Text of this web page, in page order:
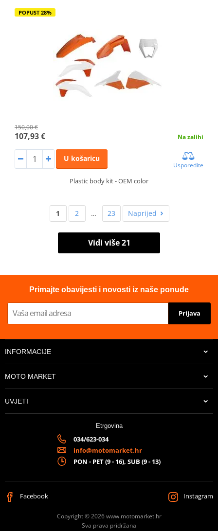
POPUST 28%
150,00 €
107,93 € Na zalihi
U košaricu
Usporedite
Plastic body kit - OEM color
1 2 … 23 Naprijed
Vidi više 21
Primajte obavijesti i novosti iz naše ponude
Prijava
INFORMACIJE
MOTO MARKET
UVJETI
Etrgovina
034/623-034
info@motomarket.hr
PON - PET (9 - 16), SUB (9 - 13)
Facebook Instagram
Copyright © 2026 www.motomarket.hr
Sva prava pridržana